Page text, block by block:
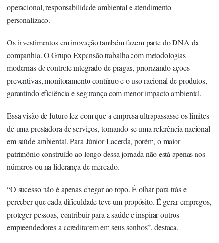
operacional, responsabilidade ambiental e atendimento
personalizado.
Os investimentos em inovação também fazem parte do DNA da
companhia. O Grupo Expansão trabalha com metodologias
modernas decontrole integrado de pragas, priorizando ações
preventivas, monitoramento contínuo e o uso racional de produtos,
garantindo eficiência e segurança com menor impacto ambiental.
Essa visão de futuro fez com que a empresa ultrapassasse os limites
de uma prestadora de serviços, tornando-se uma referência nacional
em saúde ambiental. Para Júnior Lacerda, porém, o maior
patrimônio construído ao longo dessa jornada não está apenas nos
números ou na liderança de mercado.
“O sucesso não é apenas chegar ao topo. É olhar para trás e
perceber que cada dificuldade teve um propósito. É gerar empregos,
proteger pessoas, contribuir para a saúde e inspirar outros
empreendedores a acreditarem em seus sonhos”, destaca.